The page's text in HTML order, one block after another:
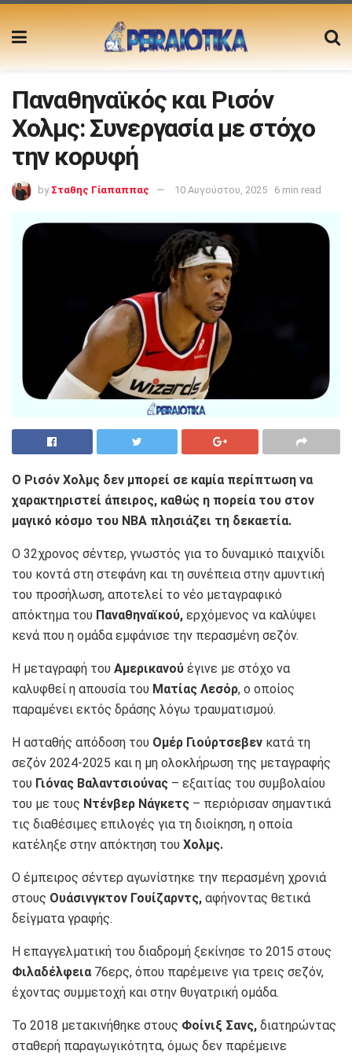
Παναθηναϊκός και Ρισόν
Χολμς: Συνεργασία με στόχο
την κορυφή
by Σταθης Γίαπαππας 10 Αυγούστου, 2025 6 min read
Ο Ρισόν Χολμς δεν μπορεί σε καμία περίπτωση να
χαρακτηριστεί άπειρος, καθώς η πορεία του στον
μαγικό κόσμο του NBA πλησιάζει τη δεκαετία.
Ο 32χρονος σέντερ, γνωστός για το δυναμικό παιχνίδι
του κοντά στη στεφάνη και τη συνέπεια στην αμυντική
του προσήλωση, αποτελεί το νέο μεταγραφικό
απόκτημα του Παναθηναϊκού, ερχόμενος να καλύψει
κενά που η ομάδα εμφάνισε την περασμένη σεζόν.
Η μεταγραφή του Αμερικανού έγινε με στόχο να
καλυφθεί η απουσία του Ματίας Λεσόρ, ο οποίος
παραμένει εκτός δράσης λόγω τραυματισμού.
Η ασταθής απόδοση του Ομέρ Γιούρτσεβεν κατά τη
σεζόν 2024-2025 και η μη ολοκλήρωση της μεταγραφής
του Γιόνας Βαλαντσιούνας – εξαιτίας του συμβολαίου
του με τους Ντένβερ Νάγκετς – περιόρισαν σημαντικά
τις διαθέσιμες επιλογές για τη διοίκηση, η οποία
κατέληξε στην απόκτηση του Χολμς.
Ο έμπειρος σέντερ αγωνίστηκε την περασμένη χρονιά
στους Ουάσινγκτον Γουίζαρντς, αφήνοντας θετικά
δείγματα γραφής.
Η επαγγελματική του διαδρομή ξεκίνησε το 2015 στους
Φιλαδέλφεια 76ερς, όπου παρέμεινε για τρεις σεζόν,
έχοντας συμμετοχή και στην θυγατρική ομάδα.
Το 2018 μετακινήθηκε στους Φοίνιξ Σανς, διατηρώντας
σταθερή παραγωγικότητα, όμως δεν παρέμεινε